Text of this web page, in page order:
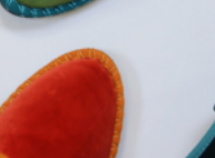
cm.